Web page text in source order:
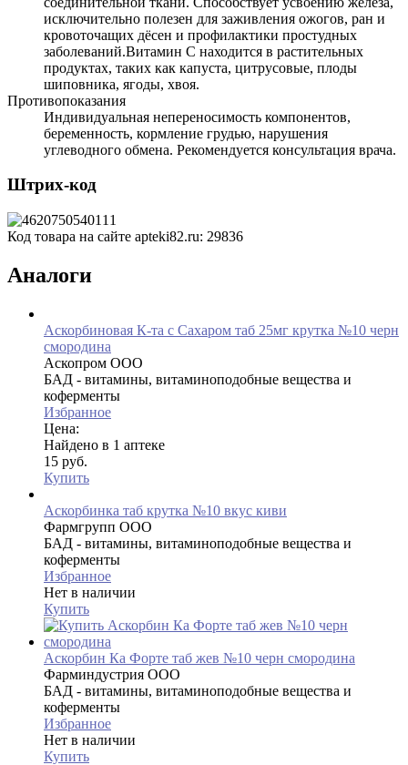
исключительно полезен для заживления ожогов, ран и
кровоточащих дёсен и профилактики простудных
заболеваний.Витамин С находится в растительных
продуктах, таких как капуста, цитрусовые, плоды
шиповника, ягоды, хвоя.
Противопоказания
Индивидуальная непереносимость компонентов,
беременность, кормление грудью, нарушения
углеводного обмена. Рекомендуется консультация врача.
Штрих-код
Код товара на сайте apteki82.ru: 29836
Аналоги
Аскорбиновая К-та с Сахаром таб 25мг крутка №10 черн
смородина
Аскопром ООО
БАД - витамины, витаминоподобные вещества и
коферменты
Избранное
Цена:
Найдено в 1 аптеке
15 руб.
Купить
Аскорбинка таб крутка №10 вкус киви
Фармгрупп ООО
БАД - витамины, витаминоподобные вещества и
коферменты
Избранное
Нет в наличии
Купить
Аскорбин Ка Форте таб жев №10 черн смородина
Фарминдустрия ООО
БАД - витамины, витаминоподобные вещества и
коферменты
Избранное
Нет в наличии
Купить